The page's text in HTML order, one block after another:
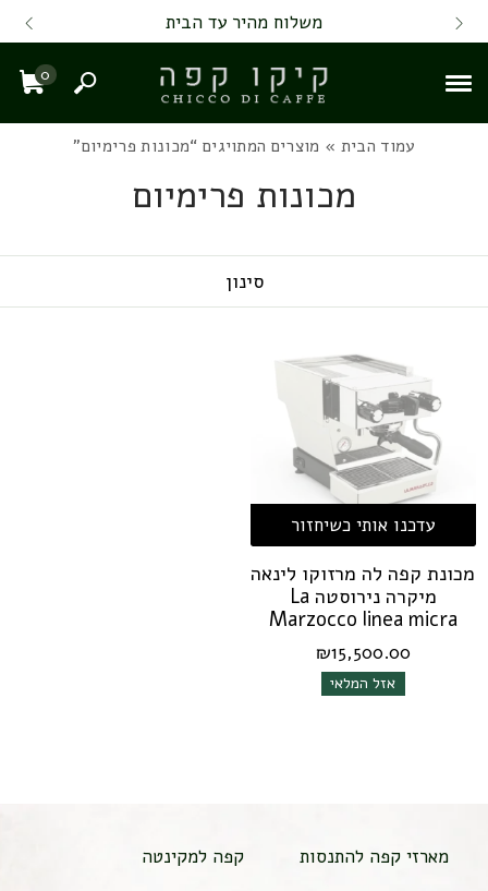
Skip to Content
Contact Us משלוח מהיר עד הבית
0
חיפוש
עמוד הבית » מוצרים המתויגים “מכונות פרימיום”
מכונות פרימיום
סינון
עדכנו אותי כשיחזור
מכונת קפה לה מרזוקו לינאה
מיקרה נירוסטה La
Marzocco linea micra
₪15,500.00
אזל המלאי
מארזי קפה להתנסות
קפה למקינטה
Back top top